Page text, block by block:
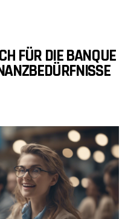
FÜR DIE BANQUE